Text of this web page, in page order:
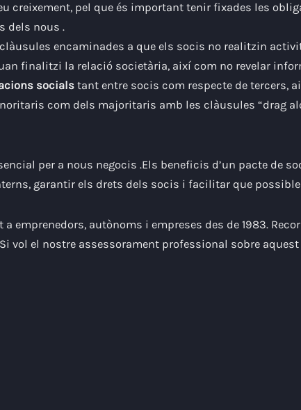
creixement, pel que és important tenir fixades les
dels nous .
encaminades a que els socis no realitzin
finalitzi la relació societària, així com no revelar
socials tant entre socis com respecte de tercers,
com dels majoritaris amb les clàusules “drag
per a nous negocis .Els beneficis d’un pacte de
garantir els drets dels socis i facilitar que
emprenedors, autònoms i empreses des de 1983.
vol el nostre assessorament professional sobre aquest